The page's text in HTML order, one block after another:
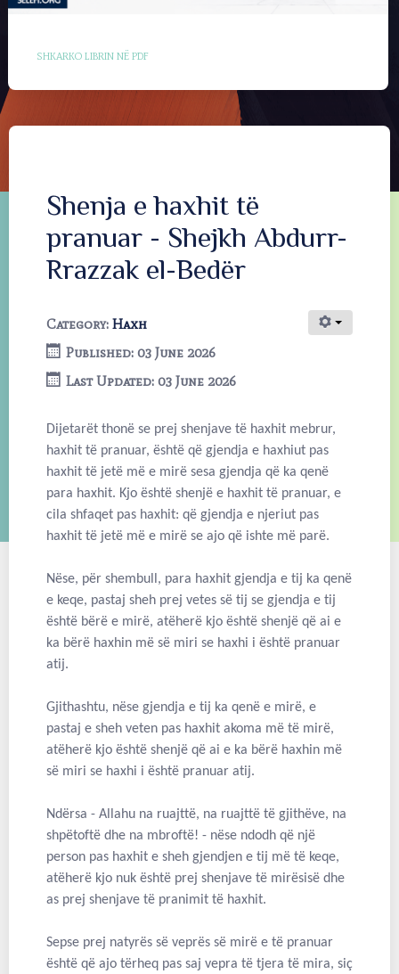
SHKARKO LIBRIN NË PDF
Shenja e haxhit të
pranuar - Shejkh Abdurr-
Rrazzak el-Bedër
Category: Haxh
Published: 03 June 2026
Last Updated: 03 June 2026
Dijetarët thonë se prej shenjave të haxhit mebrur,
haxhit të pranuar, është që gjendja e haxhiut pas
haxhit të jetë më e mirë sesa gjendja që ka qenë
para haxhit. Kjo është shenjë e haxhit të pranuar, e
cila shfaqet pas haxhit: që gjendja e njeriut pas
haxhit të jetë më e mirë se ajo që ishte më parë.
Nëse, për shembull, para haxhit gjendja e tij ka qenë
e keqe, pastaj sheh prej vetes së tij se gjendja e tij
është bërë e mirë, atëherë kjo është shenjë që ai e
ka bërë haxhin më së miri se haxhi i është pranuar
atij.
Gjithashtu, nëse gjendja e tij ka qenë e mirë, e
pastaj e sheh veten pas haxhit akoma më të mirë,
atëherë kjo është shenjë që ai e ka bërë haxhin më
së miri se haxhi i është pranuar atij.
Ndërsa - Allahu na ruajttë, na ruajttë të gjithëve, na
shpëtoftë dhe na mbroftë! - nëse ndodh që një
person pas haxhit e sheh gjendjen e tij më të keqe,
atëherë kjo nuk është prej shenjave të mirësisë dhe
as prej shenjave të pranimit të haxhit.
Sepse prej natyrës së veprës së mirë e të pranuar
është që ajo tërheq pas saj vepra të tjera të mira, siç